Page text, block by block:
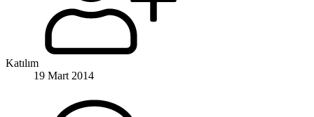
Katılım
19 Mart 2014